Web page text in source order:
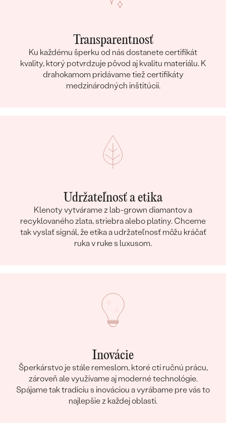
Transparentnosť
Ku každému šperku od nás dostanete certifikát
kvality, ktorý potvrdzuje pôvod aj kvalitu materiálu. K
drahokamom pridávame tiež certifikáty
medzinárodných inštitúcií.
Udržateľnosť a etika
Klenoty vytvárame z lab-grown diamantov a
recyklovaného zlata, striebra alebo platiny. Chceme
tak vyslať signál, že etika a udržateľnosť môžu kráčať
ruka v ruke s luxusom.
Inovácie
Šperkárstvo je stále remeslom, ktoré ctí ručnú prácu,
zároveň ale využívame aj moderné technológie.
Spájame tak tradíciu s inováciou a vyrábame pre vás to
najlepšie z každej oblasti.